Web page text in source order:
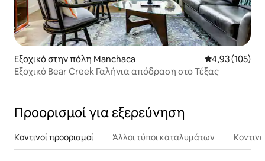
Εξοχικό στην πόλη Manchaca Μέση
4,93 (105)
Εξοχικό Bear Creek Γαλήνια απόδραση στο Τέξας
Προορισμοί για εξερεύνηση
Κοντινοί προορισμοί Άλλοι τύποι καταλυμάτων